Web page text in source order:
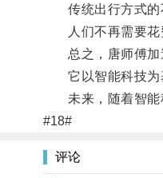
传统出行方式的不
人们不再需要花费
总之，唐师傅加
它以智能科技为基
未来，随着智能科
#18#
评论